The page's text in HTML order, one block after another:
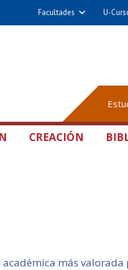
Facultades U-
CREACIÓN
más